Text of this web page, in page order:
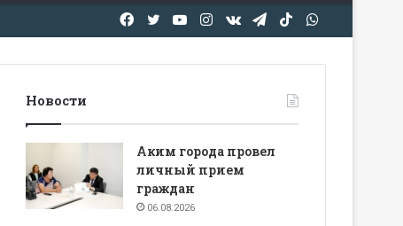
TikTok
Telegram
vk.com
Instagram
YouTube
Twitter
Facebook
Новости
Аким города провел
личный прием
граждан
06.08.2026